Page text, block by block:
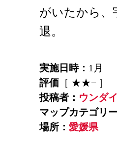
がいたから、
退。
実施日時： 1月
評価 ［ ★★− ］
投稿者： ウンダイ
マップカテゴリー
場所： 愛媛県